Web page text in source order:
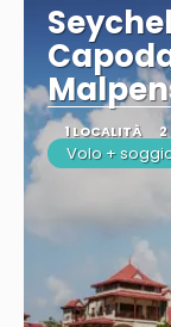
1 LOCALITÀ 2
Volo +